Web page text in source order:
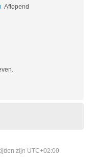
Aflopend
zijn UTC+02:00